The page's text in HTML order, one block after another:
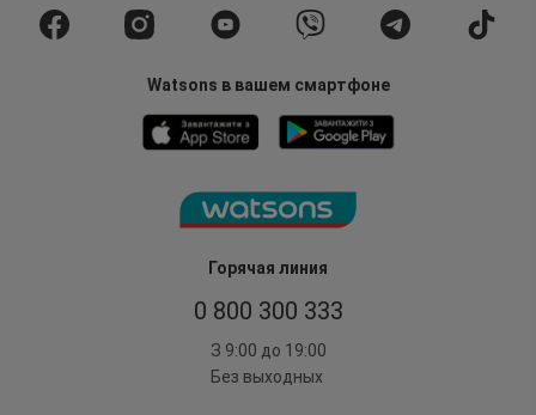
Горячая линия
0 800 300 333
З 9:00 до 19:00
Без выходных
Watsons в вашем смартфоне